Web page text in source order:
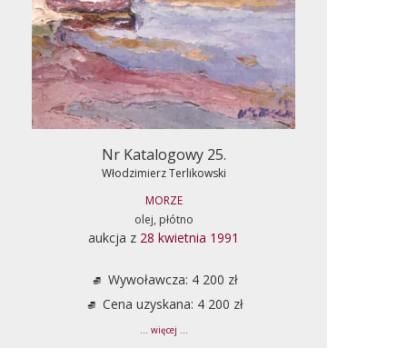
Nr Katalogowy 25.
Włodzimierz Terlikowski
MORZE
olej, płótno
aukcja z 28 kwietnia 1991
Wywoławcza: 4 200 zł
Cena uzyskana: 4 200 zł
... więcej ...